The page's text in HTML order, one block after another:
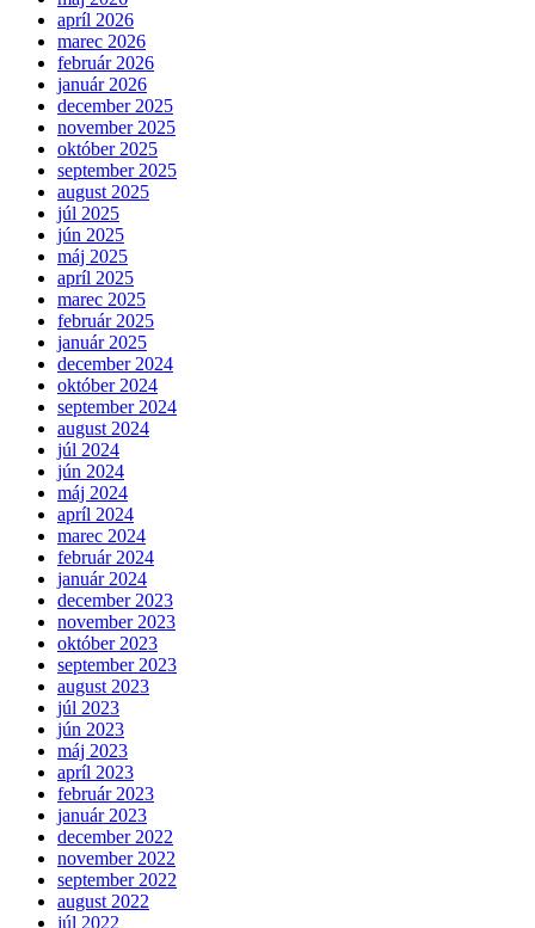
apríl 2026
marec 2026
február 2026
január 2026
december 2025
november 2025
október 2025
september 2025
august 2025
júl 2025
jún 2025
máj 2025
apríl 2025
marec 2025
február 2025
január 2025
december 2024
október 2024
september 2024
august 2024
júl 2024
jún 2024
máj 2024
apríl 2024
marec 2024
február 2024
január 2024
december 2023
november 2023
október 2023
september 2023
august 2023
júl 2023
jún 2023
máj 2023
apríl 2023
február 2023
január 2023
december 2022
november 2022
september 2022
august 2022
júl 2022